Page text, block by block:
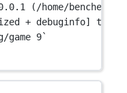
(/home/bencher)
+ debuginfo]
game 9`